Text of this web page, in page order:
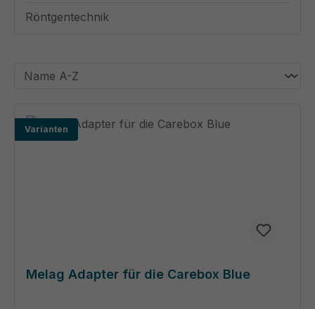
Röntgentechnik
Varianten
Melag Adapter für die Carebox Blue